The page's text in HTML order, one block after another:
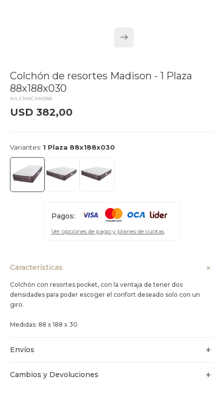
Colchón de resortes Madison - 1 Plaza
88x188x030
CMACMA088
USD 382,00
Variantes: 1 Plaza 88x188x030
Pagos:
Ver opciones de pago y planes de cuotas
Características
Colchón con resortes pocket, con la ventaja de tener dos
densidades para poder escoger el confort deseado solo con un
giro.
Medidas: 88 x 188 x 30
Envíos
Cambios y Devoluciones